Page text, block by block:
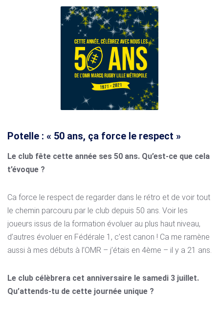
Potelle : « 50 ans, ça force le respect »
Le club fête cette année ses 50 ans. Qu’est-ce que cela
t’évoque ?
Ca force le respect de regarder dans le rétro et de voir tout
le chemin parcouru par le club depuis 50 ans. Voir les
joueurs issus de la formation évoluer au plus haut niveau,
d’autres évoluer en Fédérale 1, c’est canon ! Ca me ramène
aussi à mes débuts à l’OMR – j’étais en 4ème – il y a 21 ans.
Le club célèbrera cet anniversaire le samedi 3 juillet.
Qu’attends-tu de cette journée unique ?